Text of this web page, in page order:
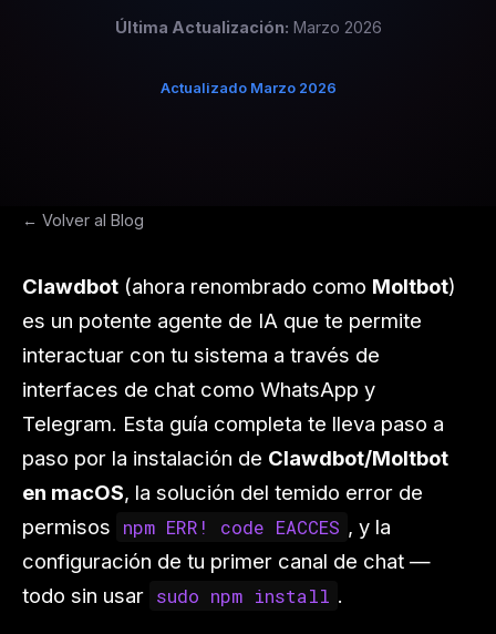
Última Actualización: Marzo 2026
Actualizado Marzo 2026
← Volver al Blog
Clawdbot (ahora renombrado como Moltbot)
es un potente agente de IA que te permite
interactuar con tu sistema a través de
interfaces de chat como WhatsApp y
Telegram. Esta guía completa te lleva paso a
paso por la instalación de Clawdbot/Moltbot
en macOS, la solución del temido error de
permisos
npm ERR! code EACCES , y la
configuración de tu primer canal de chat —
todo sin usar sudo npm install .